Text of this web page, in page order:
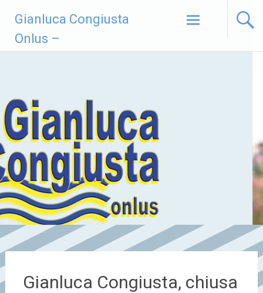
contenuto
Gianluca Congiusta
Onlus –
Gianluca Congiusta, chiusa